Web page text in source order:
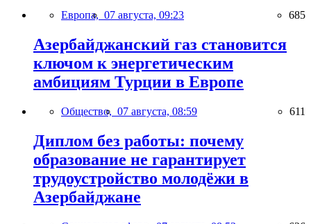
Европа, 07 августа, 09:23 685
Азербайджанский газ становится
ключом к энергетическим
амбициям Турции в Европе
Общество, 07 августа, 08:59 611
Диплом без работы: почему
образование не гарантирует
трудоустройство молодёжи в
Азербайджане